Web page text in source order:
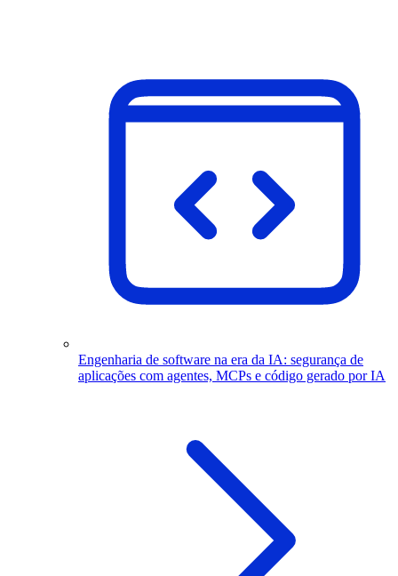
Engenharia de software na era da IA: segurança de
aplicações com agentes, MCPs e código gerado por IA